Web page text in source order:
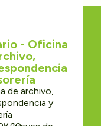
- Oficina
de archivo,
y